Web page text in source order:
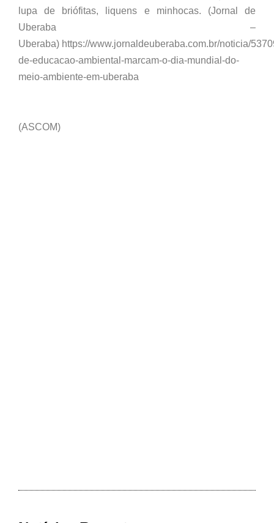
lupa de briófitas, liquens e minhocas. (Jornal de
Uberaba –
Uberaba) https://www.jornaldeuberaba.com.br/noticia/
de-educacao-ambiental-marcam-o-dia-mundial-do-
meio-ambiente-em-uberaba
(ASCOM)